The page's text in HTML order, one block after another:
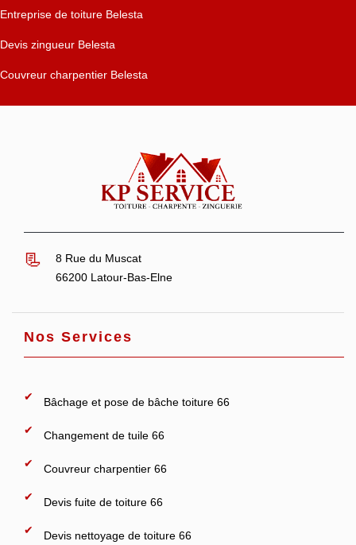
Entreprise de toiture Belesta
Devis zingueur Belesta
Couvreur charpentier Belesta
8 Rue du Muscat
66200 Latour-Bas-Elne
Nos Services
Bâchage et pose de bâche toiture 66
Changement de tuile 66
Couvreur charpentier 66
Devis fuite de toiture 66
Devis nettoyage de toiture 66